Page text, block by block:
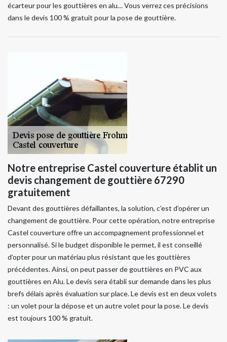
écarteur pour les gouttières en alu… Vous verrez ces précisions
dans le devis 100 % gratuit pour la pose de gouttière.
Notre entreprise Castel couverture établit un
devis changement de gouttière 67290
gratuitement
Devant des gouttières défaillantes, la solution, c’est d’opérer un
changement de gouttière. Pour cette opération, notre entreprise
Castel couverture offre un accompagnement professionnel et
personnalisé. Si le budget disponible le permet, il est conseillé
d’opter pour un matériau plus résistant que les gouttières
précédentes. Ainsi, on peut passer de gouttières en PVC aux
gouttières en Alu. Le devis sera établi sur demande dans les plus
brefs délais après évaluation sur place. Le devis est en deux volets
: un volet pour la dépose et un autre volet pour la pose. Le devis
est toujours 100 % gratuit.